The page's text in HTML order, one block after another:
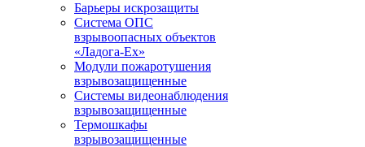
Барьеры искрозащиты
Система ОПС
взрывоопасных объектов
«Ладога-Ex»
Модули пожаротушения
взрывозащищенные
Системы видеонаблюдения
взрывозащищенные
Термошкафы
взрывозащищенные